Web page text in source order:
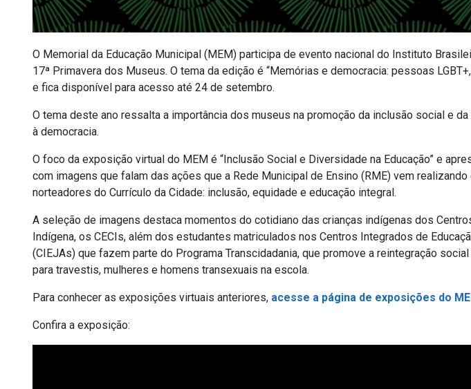
O Memorial da Educação Municipal (MEM) participa de evento nacional do Instituto
17ª Primavera dos Museus. O tema da edição é “Memórias e democracia: pessoas
e fica disponível para acesso até 24 de setembro.
O tema deste ano ressalta a importância dos museus na promoção da inclusão social e
à democracia.
O foco da exposição virtual do MEM é “Inclusão Social e Diversidade na Educação” e
com imagens que falam das ações que a Rede Municipal de Ensino (RME) vem
norteadores do Currículo da Cidade: inclusão, equidade e educação integral.
A seleção de imagens destaca momentos do cotidiano das crianças indígenas dos
Indígena, os CECIs, além dos estudantes matriculados nos Centros Integrados de
(CIEJAs) que fazem parte do Programa Transcidadania, que promove a reintegração
para travestis, mulheres e homens transexuais na escola.
Para conhecer as exposições virtuais anteriores, acesse a página de exposições do
Confira a exposição: